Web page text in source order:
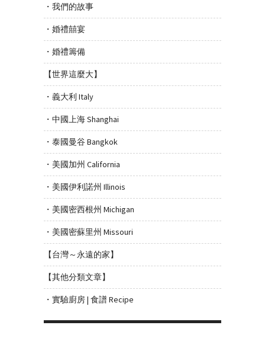
・我們的故事
・婚禮囍宴
・婚禮籌備
【世界這麼大】
・義大利 Italy
・中國上海 Shanghai
・泰國曼谷 Bangkok
・美國加州 California
・美國伊利諾州 Illinois
・美國密西根州 Michigan
・美國密蘇里州 Missouri
【台灣～永遠的家】
【其他分類文章】
・實驗廚房 | 食譜 Recipe